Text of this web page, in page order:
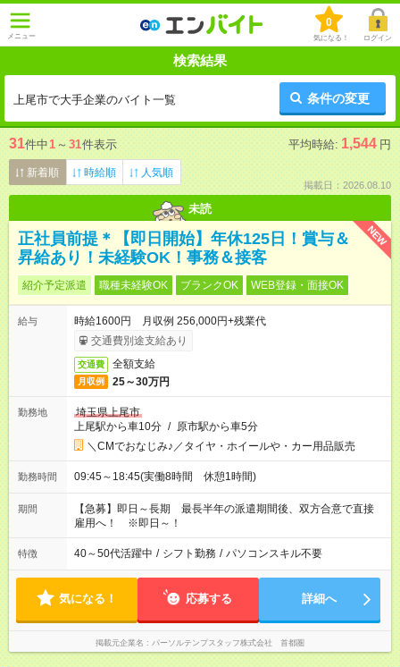
メニュー
0
気になる！ ログイン
検索結果
上尾市で大手企業のバイト一覧 条件の変更
31件中1 ～ 31件表示 平均時給: 1,544 円
新着順 時給順 人気順
掲載日：2026.08.10
未読
NEW
正社員前提＊【即日開始】年休125日！賞与＆
昇給あり！未経験OK！事務＆接客
紹介予定派遣 職種未経験OK ブランクOK WEB登録・面接OK
給与
時給1600円 月収例 256,000円+残業代
交通費別途支給あり
交通費 全額支給
月収例 25～30万円
勤務地
埼玉県上尾市
上尾駅から車10分 / 原市駅から車5分
＼CMでおなじみ♪／タイヤ・ホイールや・カー用品販売
勤務時間 09:45～18:45(実働8時間 休憩1時間)
期間
【急募】即日～長期 最長半年の派遣期間後、双方合意で直接
雇用へ！ ※即日～！
特徴 40～50代活躍中 / シフト勤務 / パソコンスキル不要
気になる！ 応募する 詳細へ
掲載元企業名 パーソルテンプスタッフ株式会社 首都圏